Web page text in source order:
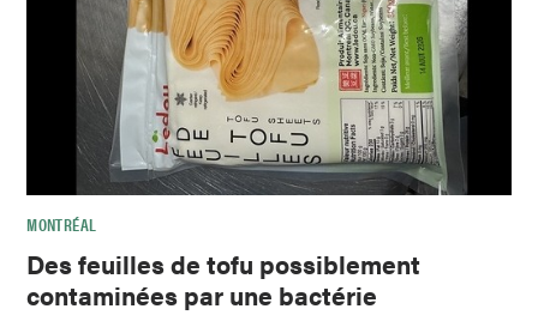
MONTRÉAL
Des feuilles de tofu possiblement
contaminées par une bactérie